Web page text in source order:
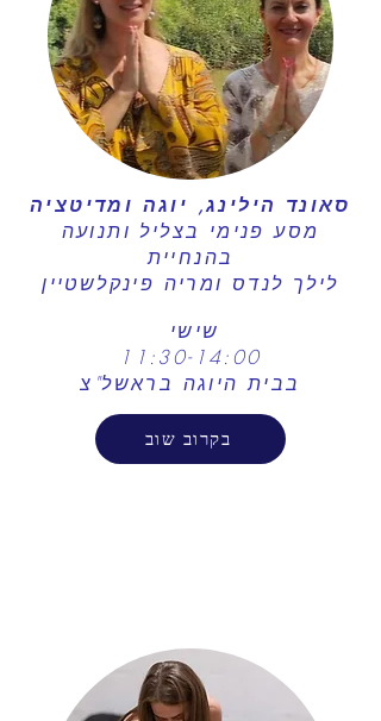
סאונד הילינג, יוגה ומדיטציה
מסע פנימי בצליל ותנועה
בהנחיית
לילך לנדס ומריה פינקלשטיין
שישי
11:30-14:00
בבית היוגה בראשל"צ
בקרוב שוב